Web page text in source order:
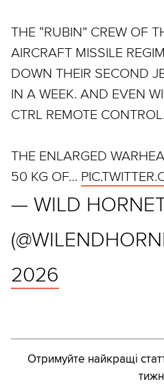
THE “RUBIN” CREW OF
AIRCRAFT MISSILE
DOWN THEIR SECOND
IN A WEEK. AND EVEN
CTRL REMOTE CONTROL.
THE ENLARGED
50 KG OF…
— WILD
2026
Отримуйте найкращі